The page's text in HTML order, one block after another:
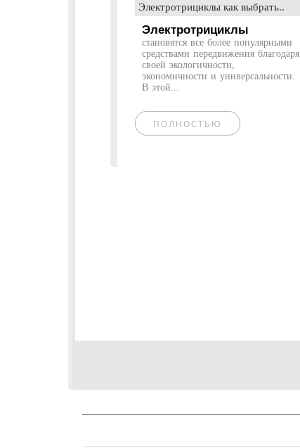
Электротрициклы как выбрать..
Электротрициклы
становятся все более популярными
средствами передвижения благодаря
своей экологичности,
экономичности и универсальности.
В этой...
ПОЛНОСТЬЮ